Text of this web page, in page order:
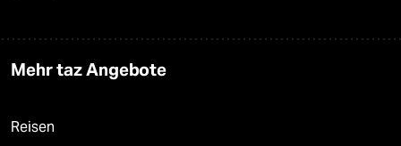
Mehr taz Angebote
Reisen